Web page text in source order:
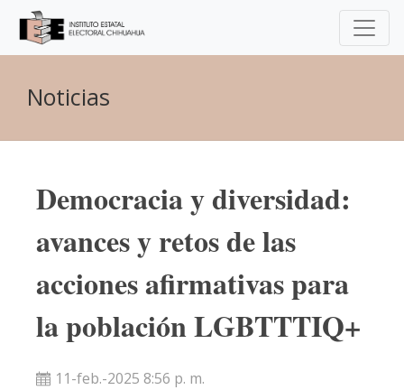
Noticias
Democracia y diversidad:
avances y retos de las
acciones afirmativas para
la población LGBTTTIQ+
11-feb.-2025 8:56 p. m.